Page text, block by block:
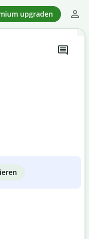
upgraden